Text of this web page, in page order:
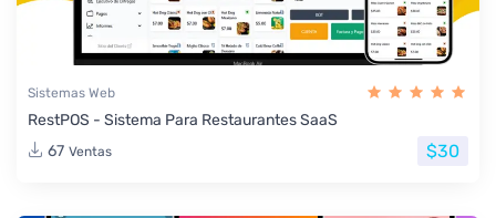
Sistemas Web
RestPOS - Sistema Para Restaurantes SaaS
67 Ventas $30